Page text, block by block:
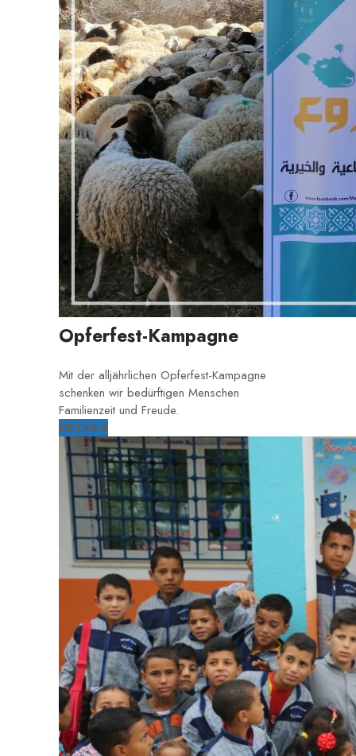
Opferfest-Kampagne
Mit der alljährlichen Opferfest-Kampagne
schenken wir bedürftigen Menschen
Familienzeit und Freude.
DETAILS